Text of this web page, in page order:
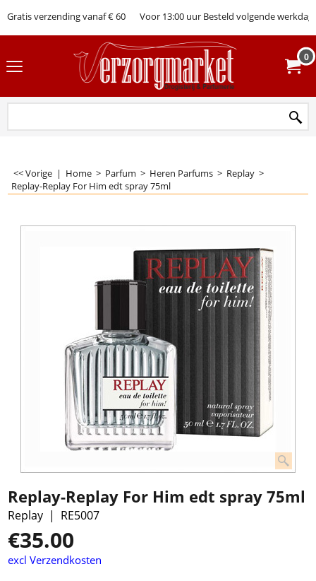
Gratis verzending vanaf € 60 Voor 13:00 uur Besteld volgende werkdag
0
<< Vorige | Home > Parfum > Heren Parfums > Replay >
Replay-Replay For Him edt spray 75ml
Replay-Replay For Him edt spray 75ml
Replay RE5007
€35.00
excl Verzendkosten